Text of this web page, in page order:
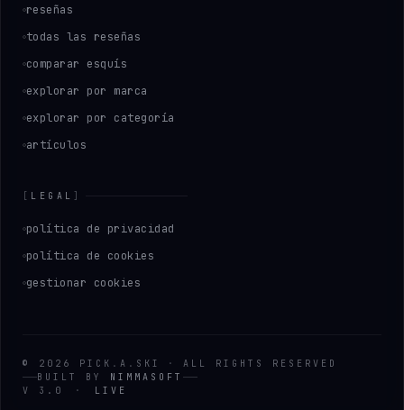
reseñas
todas las reseñas
comparar esquís
explorar por marca
explorar por categoría
artículos
LEGAL
política de privacidad
política de cookies
gestionar cookies
© 2026 PICK . A . SKI ·
ALL RIGHTS RESERVED
BUILT BY
NIMMASOFT
V 3.0
· LIVE